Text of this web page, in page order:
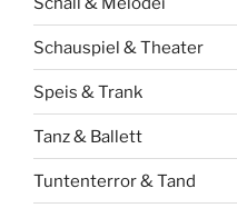
Schauspiel & Theater
Speis & Trank
Tanz & Ballett
Tuntenterror & Tand